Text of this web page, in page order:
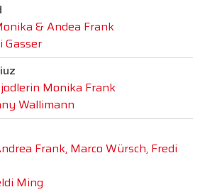
& Andea Frank
Gasser
Monika Frank
Wallimann
Frank, Marco Würsch, Fredi
Ming